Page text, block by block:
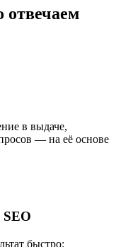
отвечаем
в выдаче,
— на её основе
быстро: